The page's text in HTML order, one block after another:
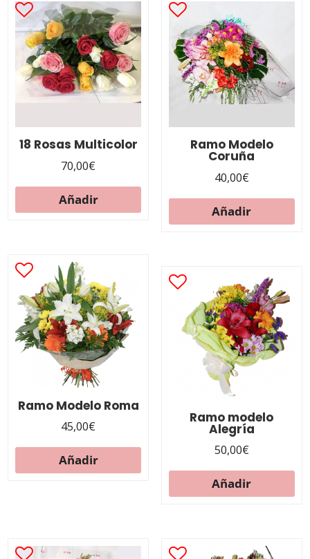
18 Rosas Multicolor
70,00€
Añadir
Ramo Modelo
Coruña
40,00€
Añadir
Ramo Modelo Roma
45,00€
Añadir
Ramo modelo
Alegría
50,00€
Añadir